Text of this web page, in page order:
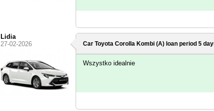
Lidia
27-02-2026
Car Toyota Corolla Kombi (A) loan period 5
Wszystko idealnie